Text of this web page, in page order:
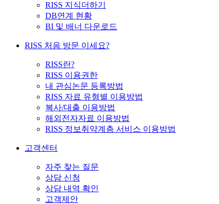
RISS 지식더하기
DB연계 현황
BI 및 배너 다운로드
RISS 처음 방문 이세요?
RISS란?
RISS 이용권한
내 관심논문 등록방법
RISS 자료 유형별 이용방법
복사/대출 이용방법
해외전자자료 이용방법
RISS 정보취약계층 서비스 이용방법
고객센터
자주 찾는 질문
상담 신청
상담 내역 확인
고객제안